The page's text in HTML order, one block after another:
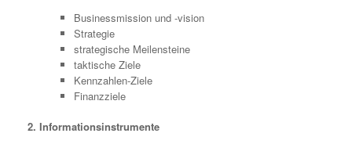
Businessmission und -vision
Strategie
strategische Meilensteine
taktische Ziele
Kennzahlen-Ziele
Finanzziele
2. Informationsinstrumente